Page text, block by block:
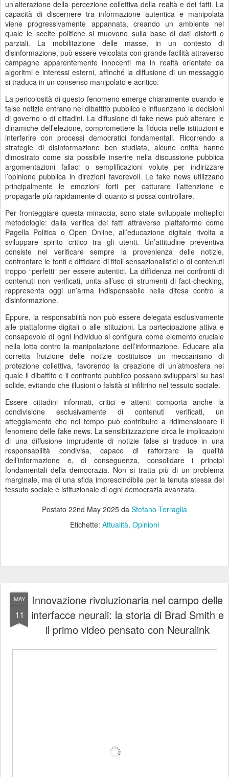
un’alterazione della percezione collettiva della realtà e dei fatti. La
capacità di discernere tra informazione autentica e manipolata
viene progressivamente appannata, creando un ambiente nel
quale le scelte politiche si muovono sulla base di dati distorti o
parziali. La mobilitazione delle masse, in un contesto di
disinformazione, può essere veicolata con grande facilità attraverso
campagne apparentemente innocenti ma in realtà orientate da
algoritmi e interessi esterni, affinché la diffusione di un messaggio
si traduca in un consenso manipolato e acritico.
La pericolosità di questo fenomeno emerge chiaramente quando le
false notizie entrano nel dibattito pubblico e influenzano le decisioni
di governo o di cittadini. La diffusione di fake news può alterare le
dinamiche dell’elezione, compromettere la fiducia nelle istituzioni e
interferire con processi democratici fondamentali. Ricorrendo a
strategie di disinformazione ben studiata, alcune entità hanno
dimostrato come sia possibile inserire nella discussione pubblica
argomentazioni fallaci o semplificazioni volute per indirizzare
l’opinione pubblica in direzioni favorevoli. Le fake news utilizzano
principalmente le emozioni forti per catturare l’attenzione e
propagarle più rapidamente di quanto si possa controllare.
Per fronteggiare questa minaccia, sono state sviluppate molteplici
metodologie: dalla verifica dei fatti attraverso piattaforme come
Pagella Politica o Open Online, all’educazione digitale rivolta a
sviluppare spirito critico tra gli utenti. Un’attitudine preventiva
consiste nel verificare sempre la provenienza delle notizie,
confrontare le fonti e diffidare di titoli sensazionalistici o di contenuti
troppo “perfetti” per essere autentici. La diffidenza nei confronti di
contenuti non verificati, unita all’uso di strumenti di fact-checking,
rappresenta oggi un’arma indispensabile nella difesa contro la
disinformazione.
Eppure, la responsabilità non può essere delegata esclusivamente
alle piattaforme digitali o alle istituzioni. La partecipazione attiva e
consapevole di ogni individuo si configura come elemento cruciale
nella lotta contro la manipolazione dell’informazione. Educare alla
corretta fruizione delle notizie costituisce un meccanismo di
protezione collettiva, favorendo la creazione di un’atmosfera nel
quale il dibattito e il confronto pubblico possano svilupparsi su basi
solide, evitando che illusioni o falsità si infiltrino nel tessuto sociale.
Essere cittadini informati, critici e attenti comporta anche la
condivisione esclusivamente di contenuti verificati, un
atteggiamento che nel tempo può contribuire a ridimensionare il
fenomeno delle fake news. La sensibilizzazione circa le implicazioni
di una diffusione imprudente di notizie false si traduce in una
responsabilità condivisa, capace di rafforzare la qualità
dell’informazione e, di conseguenza, consolidare i principi
fondamentali della democrazia. Non si tratta più di un problema
marginale, ma di una sfida imprescindibile per la tenuta stessa del
tessuto sociale e istituzionale di ogni democrazia avanzata.
Postato 22nd May 2025 da Stefano Terraglia
Etichette: Attualità Opinioni
MAY
11
Innovazione rivoluzionaria nel campo delle
interfacce neurali: la storia di Brad Smith e
il primo video pensato con Neuralink